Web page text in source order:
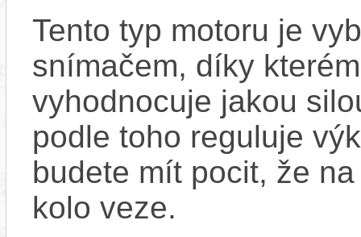
Tento typ motoru je
snímačem, díky
vyhodnocuje jakou
podle toho reguluje
budete mít pocit, že
kolo veze.